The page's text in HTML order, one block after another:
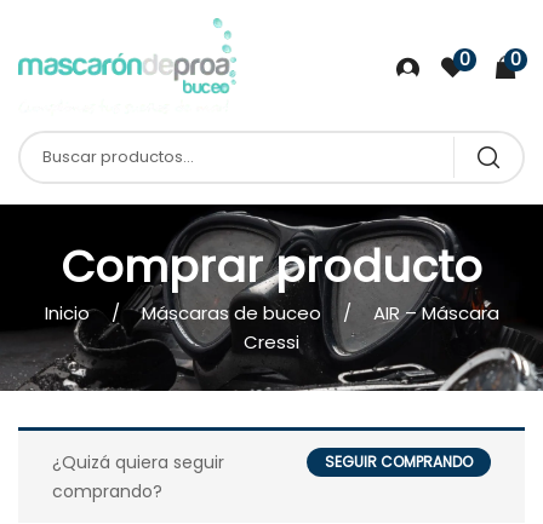
0 0
Comprar producto
Inicio Máscaras de buceo
AIR – Máscara
Cressi
SEGUIR COMPRANDO
¿Quizá quiera seguir
comprando?